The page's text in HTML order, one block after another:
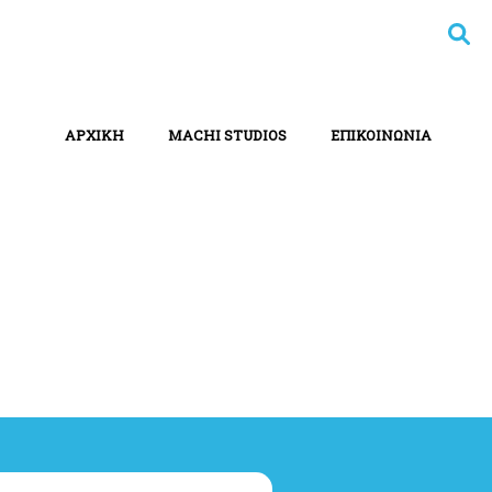
ΑΡΧΙΚΗ MACHI STUDIOS ΕΠΙΚΟΙΝΩΝΙΑ